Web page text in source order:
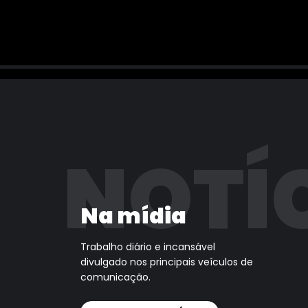
Na mídia
Trabalho diário e incansável
divulgado nos principais veículos de
comunicação.